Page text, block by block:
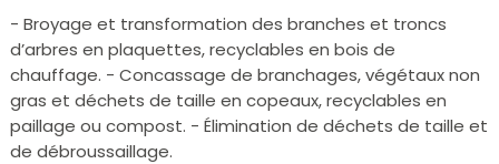
- Broyage et transformation des branches et troncs
d’arbres en plaquettes, recyclables en bois de
chauffage. - Concassage de branchages, végétaux non
gras et déchets de taille en copeaux, recyclables en
paillage ou compost. - Élimination de déchets de taille et
de débroussaillage.